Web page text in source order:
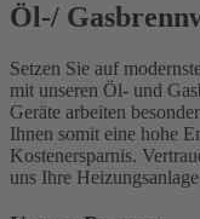
Öl-/
Setzen Sie auf
mit unseren Öl- und
Geräte arbeiten
Ihnen somit eine hohe
Kostenersparnis.
uns Ihre